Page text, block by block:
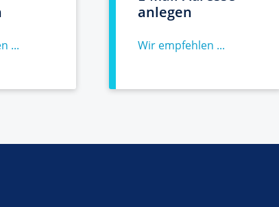
...
anlegen
Wir empfehlen ...